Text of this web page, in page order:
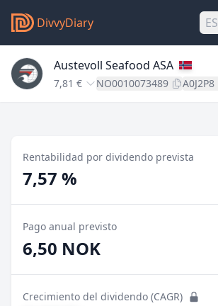
DivvyDiary ES
Austevoll Seafood ASA
7,81 € NO0010073489 A0J2P8
Rentabilidad por dividendo prevista
7,57 %
Pago anual previsto
6,50 NOK
Crecimiento del dividendo (CAGR)